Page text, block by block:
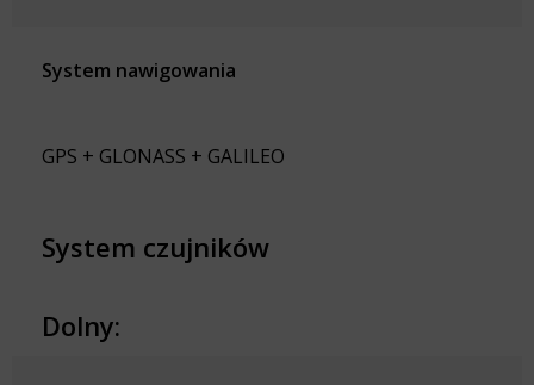
System nawigowania
GPS + GLONASS + GALILEO
System czujników
Dolny: